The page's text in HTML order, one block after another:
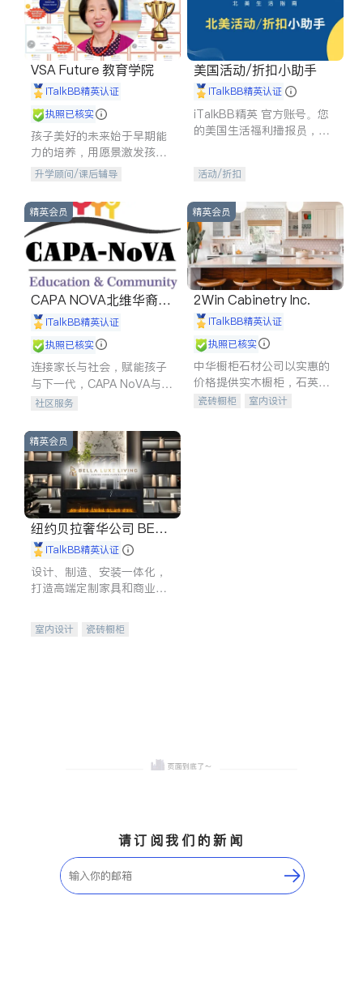
VSA Future 教育学院
iTalkBB精英认证
执照已核实
孩子美好的未来始于早期能
力的培养，用愿景激发孩子
的学习潜力和动力。理念：
石。
升学顾问/课后辅导
美国活动/折扣小助手
iTalkBB精英认证
iTalkBB精英 官方账号。您
的美国生活福利播报员，精
专属福利。
活动/折扣
精英会员
CAPA NOVA北维华裔家
长会iTalkBB精英认证
执照已核实
连接家长与社会，赋能孩子
与下一代，CAPA NoVA与您
携手建设包容、公平、充满
社区服务
精英会员
2Win Cabinetry Inc.
iTalkBB精英认证
执照已核实
中华橱柜石材公司以实惠的
价格提供实木橱柜，石英石
台面，多种优质不锈钢水
瓷砖橱柜
室内设计
精英会员
纽约贝拉奢华公司 BELL
A LUXE
iTalkBB精英认证
设计、制造、安装一体化，
打造高端定制家具和商业空
室内设计
瓷砖橱柜
请订阅我们的新闻